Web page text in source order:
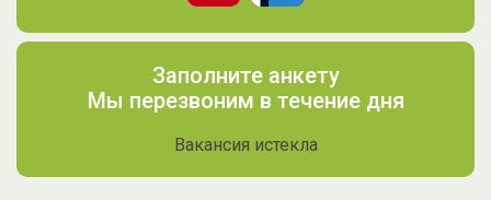
Заполните анкету
Мы перезвоним в течение дня
Вакансия истекла